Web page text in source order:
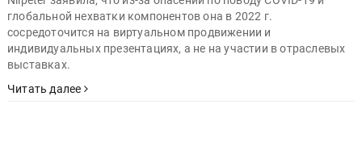
глобальной нехватки компонентов она в 2022 г.
сосредоточится на виртуальном продвижении и
индивидуальных презентациях, а не на участии в отраслевых
выставках.
Читать далее